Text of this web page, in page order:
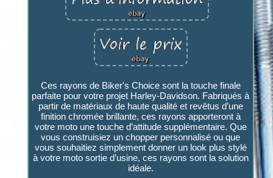
Ces rayons de Biker's Choice sont la touche finale
parfaite pour votre projet Harley-Davidson. Fabriqués à
partir de matériaux de haute qualité et revêtus d’une
finition chromée brillante, ces rayons apporteront à
votre moto une touche d’attitude supplémentaire. Que
vous construisiez un chopper personnalisé ou que
vous souhaitiez simplement donner un look plus stylé
à votre moto sortie d’usine, ces rayons sont la solution
idéale.